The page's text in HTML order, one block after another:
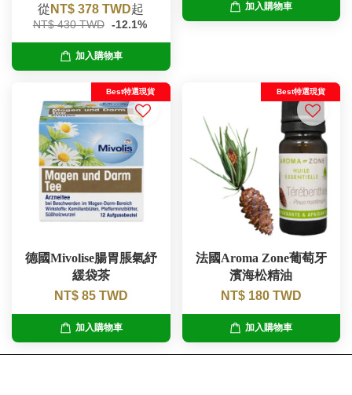
從 NT$ 378 TWD起
NT$ 430 TWD -12.1%
加入購物車
加入購物車
Best特選現貨
德國Mivolise腸胃脹氣紓
緩袋茶
NT$ 85 TWD
加入購物車
Best特選現貨
法國Aroma Zone葡萄牙
濱海松精油
NT$ 180 TWD
加入購物車